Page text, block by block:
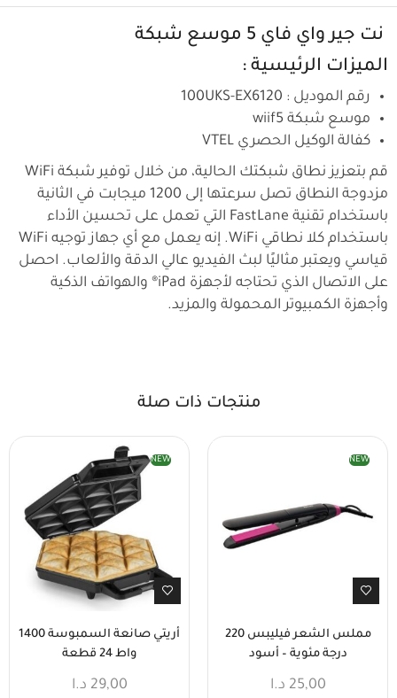
نت جير واي فاي 5 موسع شبكة
الميزات الرئيسية :
رقم الموديل : 100UKS-EX6120
موسع شبكة wiif5
كفالة الوكيل الحصري VTEL
قم بتعزيز نطاق شبكتك الحالية، من خلال توفير شبكة WiFi
مزدوجة النطاق تصل سرعتها إلى 1200 ميجابت في الثانية
باستخدام تقنية FastLane التي تعمل على تحسين الأداء
باستخدام كلا نطاقي WiFi. إنه يعمل مع أي جهاز توجيه WiFi
قياسي ويعتبر مثاليًا لبث الفيديو عالي الدقة والألعاب. احصل
على الاتصال الذي تحتاجه لأجهزة iPad® والهواتف الذكية
وأجهزة الكمبيوتر المحمولة والمزيد.
منتجات ذات صلة
NEW
مملس الشعر فيليبس 220
درجة مئوية – أسود
25,00 د.ا
NEW
أريتي صانعة السمبوسة 1400
واط 24 قطعة
29,00 د.ا